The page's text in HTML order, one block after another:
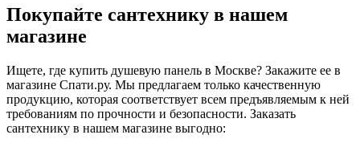
Покупайте сантехнику в нашем
магазине
Ищете, где купить душевую панель в Москве? Закажите ее в
магазине Спати.ру. Мы предлагаем только качественную
продукцию, которая соответствует всем предъявляемым к ней
требованиям по прочности и безопасности. Заказать
сантехнику в нашем магазине выгодно: